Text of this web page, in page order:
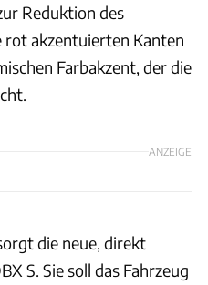
Reduktion des
rot akzentuierten Kanten
Farbakzent, der die
ANZEIGE
die neue, direkt
S. Sie soll das Fahrzeug